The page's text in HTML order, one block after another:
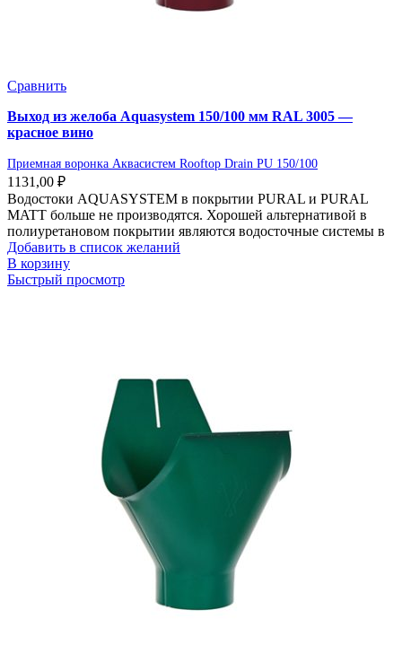
Сравнить
Выход из желоба Aquasystem 150/100 мм RAL 3005 —
красное вино
Приемная воронка Аквасистем Rooftop Drain PU 150/100
1131,00 ₽
Водостоки AQUASYSTEM в покрытии PURAL и PURAL
MATT больше не производятся. Хорошей альтернативой в
полиуретановом покрытии являются водосточные системы в
Добавить в список желаний
В корзину
Быстрый просмотр